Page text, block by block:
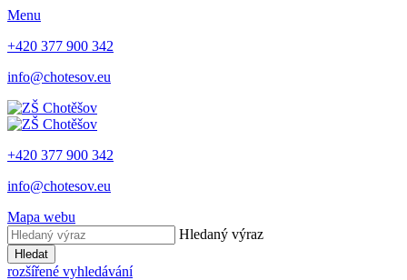
Menu
+420 377 900 342
info@chotesov.eu
+420 377 900 342
info@chotesov.eu
Mapa webu
Hledaný výraz
Hledat
rozšířené vyhledávání